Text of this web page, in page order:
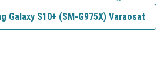
Galaxy S10+ (SM-G975X) Varaosat